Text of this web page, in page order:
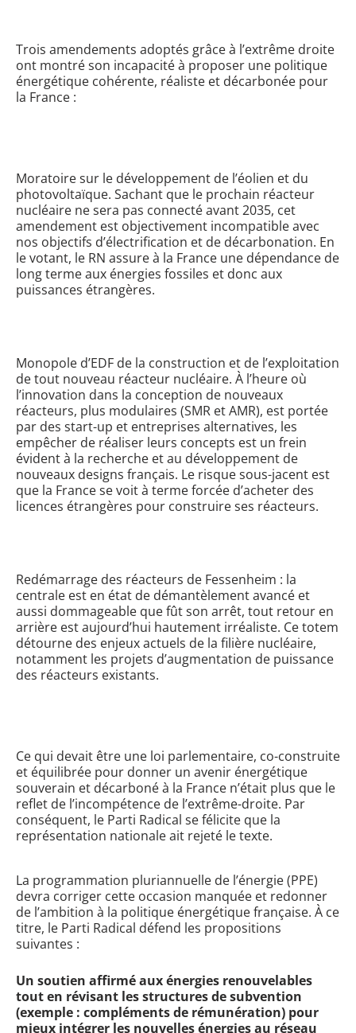
Trois amendements adoptés grâce à l’extrême droite
ont montré son incapacité à proposer une politique
énergétique cohérente, réaliste et décarbonée pour
la France :
Moratoire sur le développement de l’éolien et du
photovoltaïque. Sachant que le prochain réacteur
nucléaire ne sera pas connecté avant 2035, cet
amendement est objectivement incompatible avec
nos objectifs d’électrification et de décarbonation. En
le votant, le RN assure à la France une dépendance de
long terme aux énergies fossiles et donc aux
puissances étrangères.
Monopole d’EDF de la construction et de l’exploitation
de tout nouveau réacteur nucléaire. À l’heure où
l’innovation dans la conception de nouveaux
réacteurs, plus modulaires (SMR et AMR), est portée
par des start-up et entreprises alternatives, les
empêcher de réaliser leurs concepts est un frein
évident à la recherche et au développement de
nouveaux designs français. Le risque sous-jacent est
que la France se voit à terme forcée d’acheter des
licences étrangères pour construire ses réacteurs.
Redémarrage des réacteurs de Fessenheim : la
centrale est en état de démantèlement avancé et
aussi dommageable que fût son arrêt, tout retour en
arrière est aujourd’hui hautement irréaliste. Ce totem
détourne des enjeux actuels de la filière nucléaire,
notamment les projets d’augmentation de puissance
des réacteurs existants.
Ce qui devait être une loi parlementaire, co-construite
et équilibrée pour donner un avenir énergétique
souverain et décarboné à la France n’était plus que le
reflet de l’incompétence de l’extrême-droite. Par
conséquent, le Parti Radical se félicite que la
représentation nationale ait rejeté le texte.
La programmation pluriannuelle de l’énergie (PPE)
devra corriger cette occasion manquée et redonner
de l’ambition à la politique énergétique française. À ce
titre, le Parti Radical défend les propositions
suivantes :
Un soutien affirmé aux énergies renouvelables
tout en révisant les structures de subvention
(exemple : compléments de rémunération) pour
mieux intégrer les nouvelles énergies au réseau